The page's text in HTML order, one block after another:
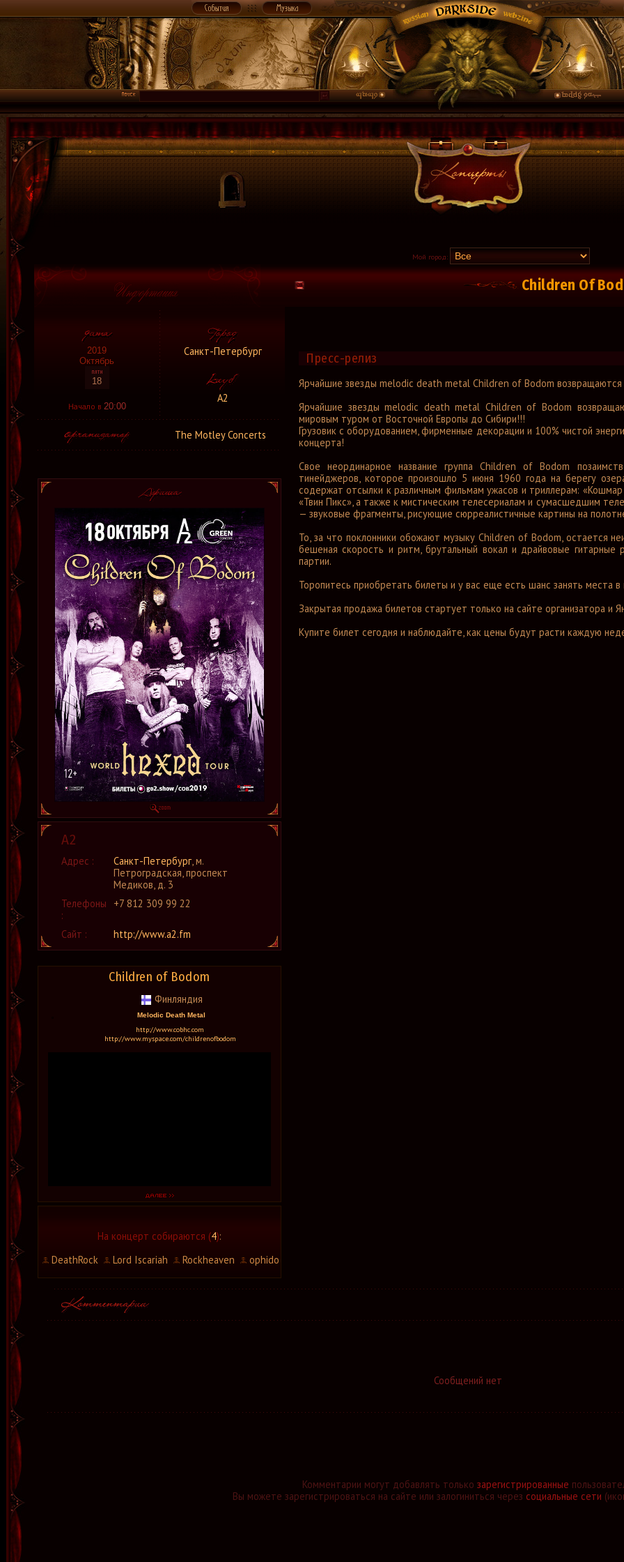
Мой город:
Children Of
2019
Октябрь
18
Начало в 20:00
Санкт-Петербург
А2
The Motley Concerts
А2
Адрес : Санкт-Петербург, м.
Петроградская, проспект
Медиков, д. 3
Телефоны
:
+7 812 309 99 22
Сайт : http://www.a2.fm
Children of Bodom
Финляндия
Melodic Death Metal
http://www.cobhc.com
http://www.myspace.com/childrenofbodom
На концерт собираются (4):
DeathRock
Lord Iscariah Rockheaven ophido
Пресс-релиз
Ярчайшие звезды melodic death metal Children of Bodom возвращаются
Ярчайшие звезды melodic death metal Children of Bodom
мировым туром от Восточной Европы до Сибири!!!
Грузовик с оборудованием, фирменные декорации и 100% чистой
концерта!
Свое неординарное название группа Children of Bodom
тинейджеров, которое произошло 5 июня 1960 года на берегу
содержат отсылки к различным фильмам ужасов и триллерам:
«Твин Пикс», а также к мистическим телесериалам и сумасшедшим
— звуковые фрагменты, рисующие сюрреалистичные картины на
То, за что поклонники обожают музыку Children of Bodom, остается
бешеная скорость и ритм, брутальный вокал и драйвовые
партии.
Торопитесь приобретать билеты и у вас еще есть шанс занять места
Закрытая продажа билетов стартует только на сайте организатора и
Купите билет сегодня и наблюдайте, как цены будут расти каждую
Сообщений нет
Комментарии могут добавлять только зарегистрированные
Вы можете зарегистрироваться на сайте или залогиниться через социальные сети